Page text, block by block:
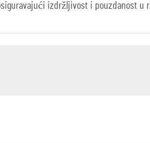
izdržljivost i pouzdanost u